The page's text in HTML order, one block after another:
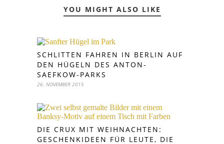
YOU MIGHT ALSO LIKE
SCHLITTEN FAHREN IN BERLIN AUF
DEN HÜGELN DES ANTON-
SAEFKOW-PARKS
26. NOVEMBER 2015
DIE CRUX MIT WEIHNACHTEN:
GESCHENKIDEEN FÜR LEUTE, DIE